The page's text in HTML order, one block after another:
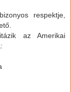
respektje,
az Amerikai